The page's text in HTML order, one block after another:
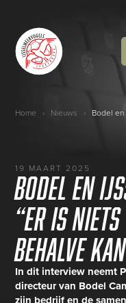
Home › Nieuws ›
19 MAART 2025
Bodel en
“Er is
behalve
In dit interview neemt
directeur van Bodel